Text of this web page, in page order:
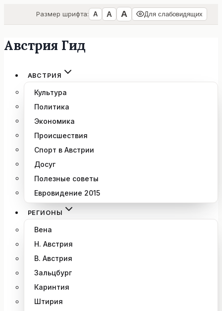
Размер шрифта: А А А Для слабовидящих
Перейти
содержимому
Австрия Гид
АВСТРИЯ
Культура
Политика
Экономика
Происшествия
Спорт в Австрии
Досуг
Полезные советы
Евровидение 2015
РЕГИОНЫ
Вена
Н. Австрия
В. Австрия
Зальцбург
Каринтия
Штирия